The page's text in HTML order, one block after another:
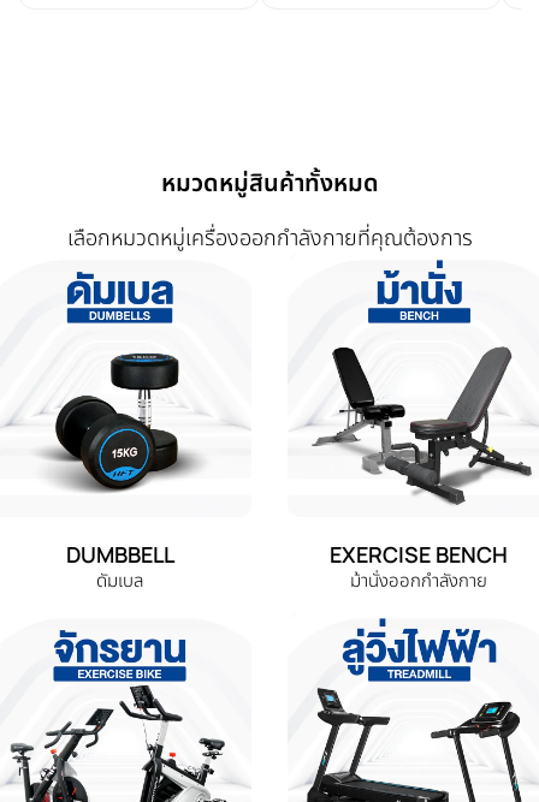
หมวดหมู่สินค้าทั้งหมด
เลือกหมวดหมู่เครื่องออกกำลังกายที่คุณต้องการ
DUMBBELL
ดัมเบล
EXERCISE BENCH
ม้านั่งออกกำลังกาย